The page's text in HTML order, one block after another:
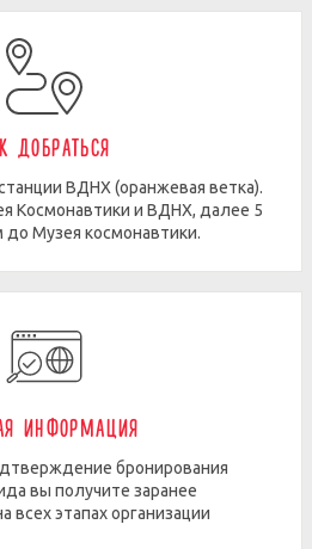
добраться
ВДНХ (оранжевая ветка).
Космонавтики и ВДНХ, далее 5
Музея космонавтики.
информация
бронирования
вы получите заранее
этапах организации